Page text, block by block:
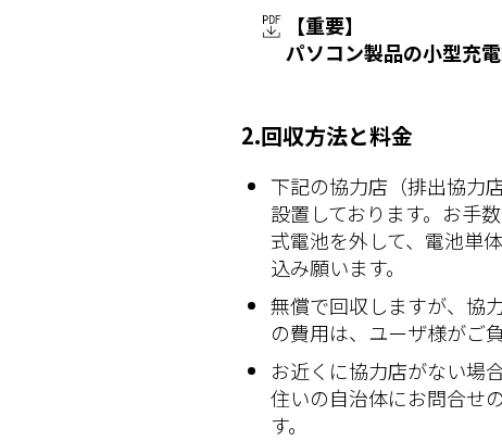
【重要】
パソコン製品の小型充
2.回収方法と料金
下記の協力店（排出協力
設置しております。お手
式電池を外して、電池単
込み願います。
無償で回収しますが、協
の費用は、ユーザ様がご
お近くに協力店がない場
住いの自治体にお問合せ
す。